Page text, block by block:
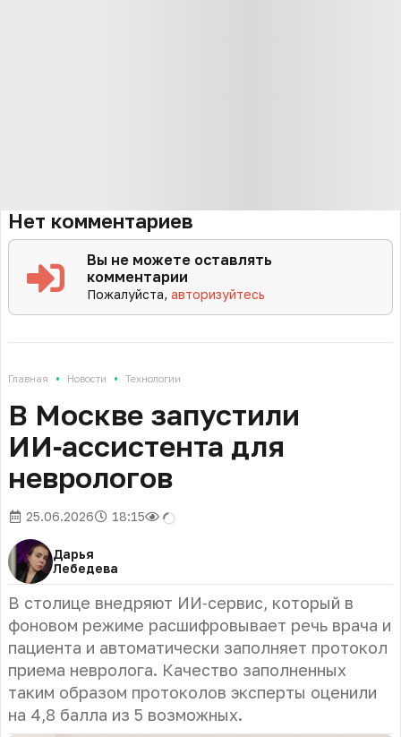
Нет комментариев
Вы не можете оставлять
комментарии
Пожалуйста,авторизуйтесь
Главная • Новости • Технологии
В Москве запустили
ИИ‑ассистента для
неврологов
25.06.2026 18:15
Дарья
Лебедева
В столице внедряют ИИ‑сервис, который в
фоновом режиме расшифровывает речь врача и
пациента и автоматически заполняет протокол
приема невролога. Качество заполненных
таким образом протоколов эксперты оценили
на 4,8 балла из 5 возможных.